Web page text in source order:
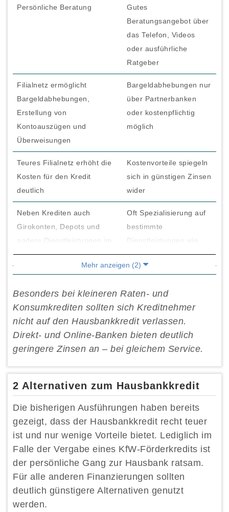
Persönliche Beratung
Gutes
Beratungsangebot über
das Telefon, Videos
oder ausführliche
Ratgeber
Filialnetz ermöglicht
Bargeldabhebungen,
Erstellung von
Kontoauszügen und
Überweisungen
Bargeldabhebungen nur
über Partnerbanken
oder kostenpflichtig
möglich
Teures Filialnetz erhöht die
Kosten für den Kredit
deutlich
Kostenvorteile spiegeln
sich in günstigen Zinsen
wider
Neben Krediten auch
Girokonten, Depots und
andere Dienstleistungen im
Angebot
Oft Spezialisierung auf
bestimmte
Dienstleistungen wie
Kredite
Mehr anzeigen (2)
Besonders bei kleineren Raten- und
Konsumkrediten sollten sich Kreditnehmer
nicht auf den Hausbankkredit verlassen.
Direkt- und Online-Banken bieten deutlich
geringere Zinsen an – bei gleichem Service.
2 Alternativen zum Hausbankkredit
Die bisherigen Ausführungen haben bereits
gezeigt, dass der Hausbankkredit recht teuer
ist und nur wenige Vorteile bietet. Lediglich im
Falle der Vergabe eines KfW-Förderkredits ist
der persönliche Gang zur Hausbank ratsam.
Für alle anderen Finanzierungen sollten
deutlich günstigere Alternativen genutzt
werden.